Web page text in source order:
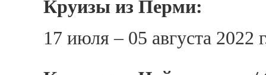
Круизы из Перми:
17 июля – 05 августа 2022